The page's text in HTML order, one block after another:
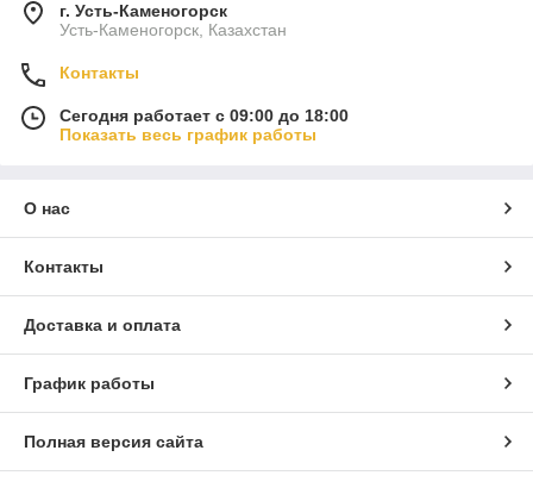
г. Усть-Каменогорск
Усть-Каменогорск, Казахстан
Контакты
Сегодня работает с 09:00 до 18:00
Показать весь график работы
О нас
Контакты
Доставка и оплата
График работы
Полная версия сайта